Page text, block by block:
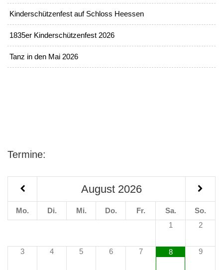
Kinderschützenfest auf Schloss Heessen
1835er Kinderschützenfest 2026
Tanz in den Mai 2026
Termine:
August 2026
Mo. Di. Mi. Do. Fr. Sa.
So.
1
2
3 4 5 6 7 8 9